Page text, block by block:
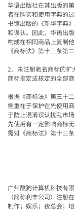
华语出版社在其出版的第
者在购买和使用字典的
书馆出版的《新华字典
和误认。因此， 华语出
构成在相同商品上复制
《商标法》第十三条第二
2、未注册驰名商标的
商标指定或核定的全部
根据《商标法》第三十
侧重在于保护在先使用
于防止混淆误认扰乱市
先使用有一定影响商标
需对《商标法》第十三条
广州酷狗计算机科技有
（简称利丰公司）注册
制作；娱乐；夜总会；